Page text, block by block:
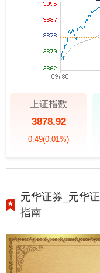
上证指数
3878.92
0.49(0.01%)
元华证券_元华
指南